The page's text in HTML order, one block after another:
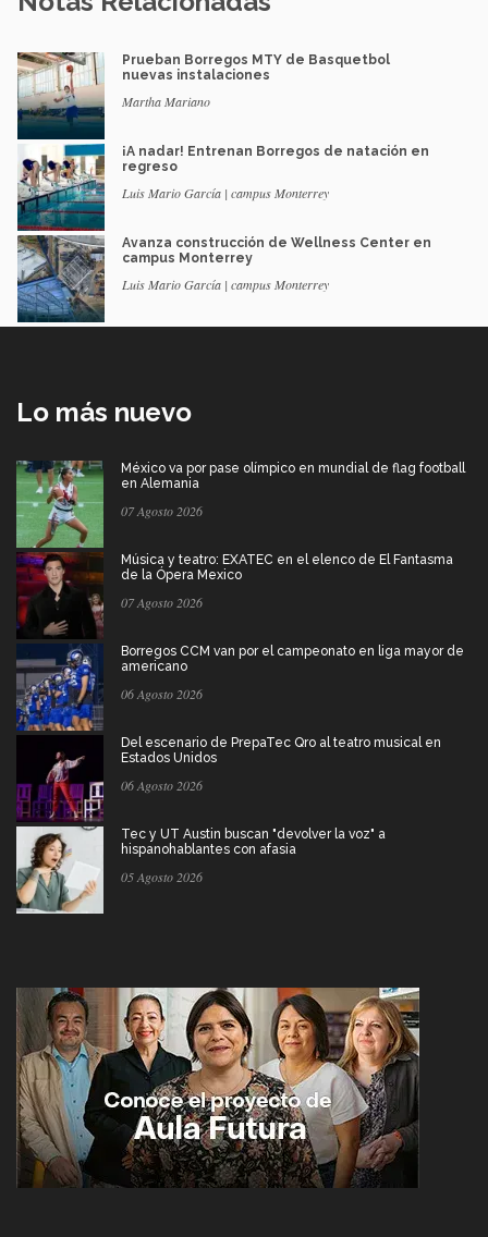
Prueban Borregos MTY de Basquetbol
nuevas instalaciones
Martha Mariano
¡A nadar! Entrenan Borregos de natación en
regreso
Luis Mario García | campus Monterrey
Avanza construcción de Wellness Center en
campus Monterrey
Luis Mario García | campus Monterrey
Lo más nuevo
México va por pase olímpico en mundial de flag football
en Alemania
07 Agosto 2026
Música y teatro: EXATEC en el elenco de El Fantasma
de la Ópera Mexico
07 Agosto 2026
Borregos CCM van por el campeonato en liga mayor de
americano
06 Agosto 2026
Del escenario de PrepaTec Qro al teatro musical en
Estados Unidos
06 Agosto 2026
Tec y UT Austin buscan "devolver la voz" a
hispanohablantes con afasia
05 Agosto 2026